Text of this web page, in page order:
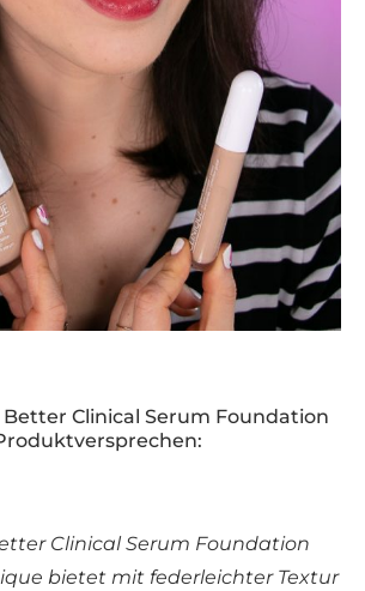
Better Clinical Serum Foundation
Clinical Serum Foundation
bietet mit federleichter Textur